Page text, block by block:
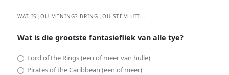
WAT IS JOU MENING? BRING JOU STEM UIT...
Wat is die grootste fantasiefliek van alle tye?
Lord of the Rings (een of meer van hulle)
Pirates of the Caribbean (een of meer)